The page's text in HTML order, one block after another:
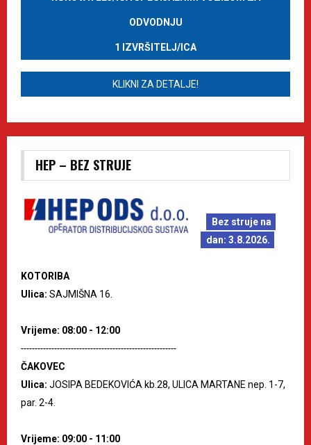
ODVODNJU
1 IZVRŠITELJ/ICA
KLIKNI ZA DETALJE!
HEP – BEZ STRUJE
Bez struje na
dan: 3.8.2026.
KOTORIBA
Ulica: SAJMIŠNA 16.
Vrijeme: 08:00 - 12:00
--------------------------------------------------------
ČAKOVEC
Ulica: JOSIPA BEDEKOVIĆA kb.28, ULICA MARTANE nep. 1-7,
par. 2-4.
Vrijeme: 09:00 - 11:00